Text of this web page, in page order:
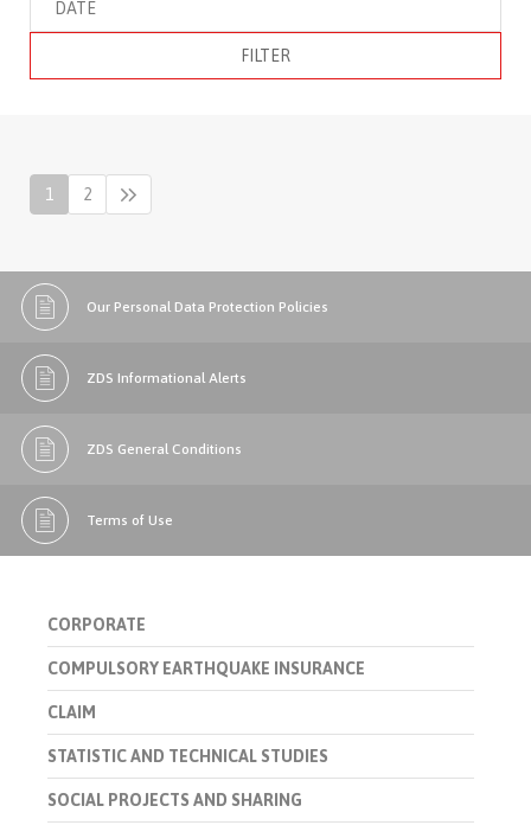
FILTER
1 2
Our Personal Data Protection Policies
ZDS Informational Alerts
ZDS General Conditions
Terms of Use
CORPORATE
COMPULSORY EARTHQUAKE INSURANCE
CLAIM
STATISTIC AND TECHNICAL STUDIES
SOCIAL PROJECTS AND SHARING